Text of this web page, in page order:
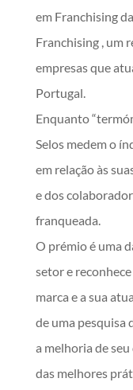
em Franchising
Franchising , um
empresas que
Portugal.
Enquanto
Selos medem o
em relação às
e dos
franqueada.
O prémio é uma
setor e
marca e a sua
de uma pesquisa
a melhoria de
das melhores